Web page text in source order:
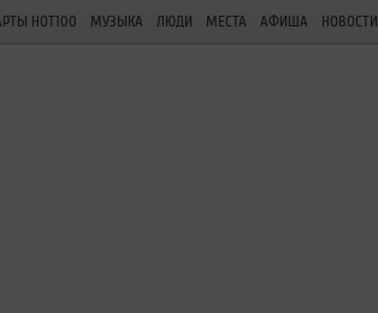
HOT100 МУЗЫКА ЛЮДИ МЕСТА АФИША НОВОСТИ